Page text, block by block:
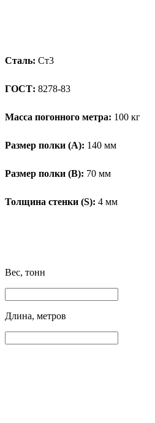
Сталь: Ст3
ГОСТ: 8278-83
Масса погонного метра: 100 кг
Размер полки (А): 140 мм
Размер полки (В): 70 мм
Толщина стенки (S): 4 мм
Вес, тонн
Длина, метров